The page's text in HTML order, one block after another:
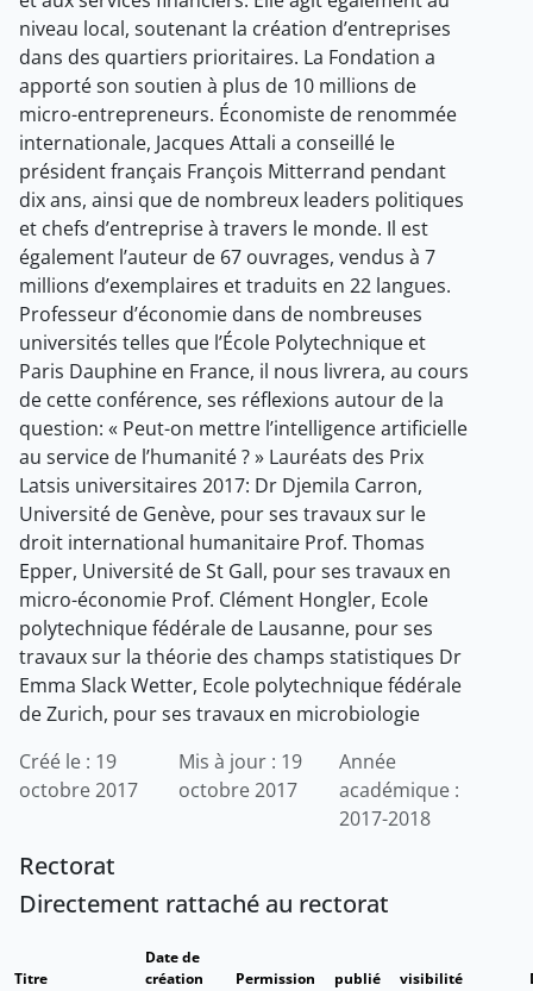
niveau local, soutenant la création d’entreprises
dans des quartiers prioritaires. La Fondation a
apporté son soutien à plus de 10 millions de
micro-entrepreneurs. Économiste de renommée
internationale, Jacques Attali a conseillé le
président français François Mitterrand pendant
dix ans, ainsi que de nombreux leaders politiques
et chefs d’entreprise à travers le monde. Il est
également l’auteur de 67 ouvrages, vendus à 7
millions d’exemplaires et traduits en 22 langues.
Professeur d’économie dans de nombreuses
universités telles que l’École Polytechnique et
Paris Dauphine en France, il nous livrera, au cours
de cette conférence, ses réflexions autour de la
question: « Peut-on mettre l’intelligence artificielle
au service de l’humanité ? » Lauréats des Prix
Latsis universitaires 2017: Dr Djemila Carron,
Université de Genève, pour ses travaux sur le
droit international humanitaire Prof. Thomas
Epper, Université de St Gall, pour ses travaux en
micro-économie Prof. Clément Hongler, Ecole
polytechnique fédérale de Lausanne, pour ses
travaux sur la théorie des champs statistiques Dr
Emma Slack Wetter, Ecole polytechnique fédérale
de Zurich, pour ses travaux en microbiologie
Créé le : 19
octobre 2017
Mis à jour : 19
octobre 2017
Année
académique :
2017-2018
Rectorat
Directement rattaché au rectorat
Titre
Date de
création
Permission publié visibilité